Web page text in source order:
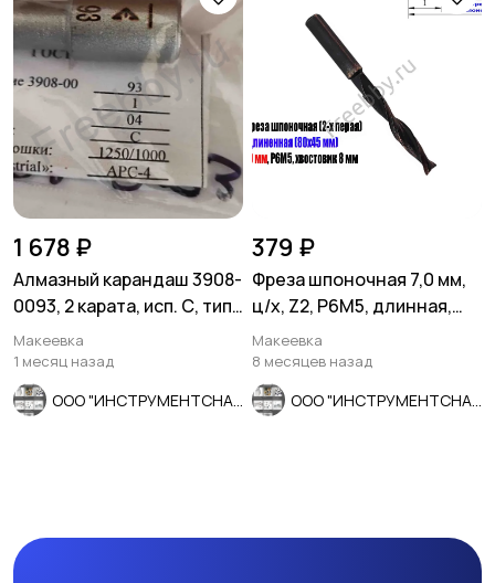
1 678 ₽
Алмазный карандаш 3908-
0093, 2 карата, исп. С, тип
04, зерн 1250/1000.
Макеевка
1 месяц назад
379 ₽
Фреза шпоночная 7,0 мм,
ц/х, Z2, Р6М5, длинная,
80/40 мм, внутризав.
Макеевка
8 месяцев назад